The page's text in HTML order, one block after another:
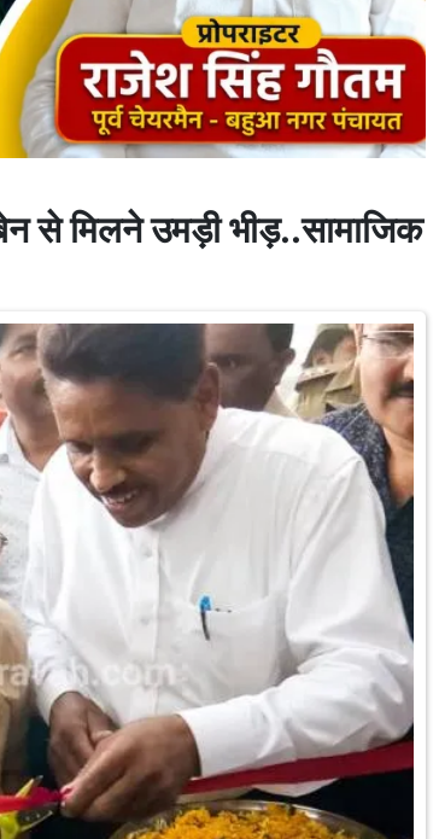
से मिलने उमड़ी भीड़..सामाजिक